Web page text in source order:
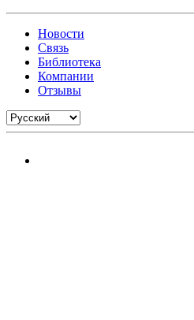
Новости
Связь
Библиотека
Компании
Отзывы